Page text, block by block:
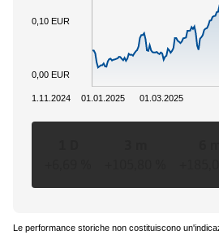
01.01.2025 01.03.2025
01.11.2024
0,00 EUR
0,10 EUR
Le performance storiche non costituiscono